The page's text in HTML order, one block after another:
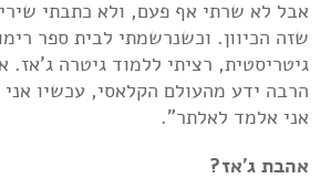
אבל לא שרתי אף פעם, ולא כתבתי
שזה הכיוון. וכשנרשמתי לבית ספר
גיטריסטית, רציתי ללמוד גיטרה ג'אז.
הרבה ידע מהעולם הקלאסי, עכשיו
אני אלמד לאלתר".
אהבת ג'אז?